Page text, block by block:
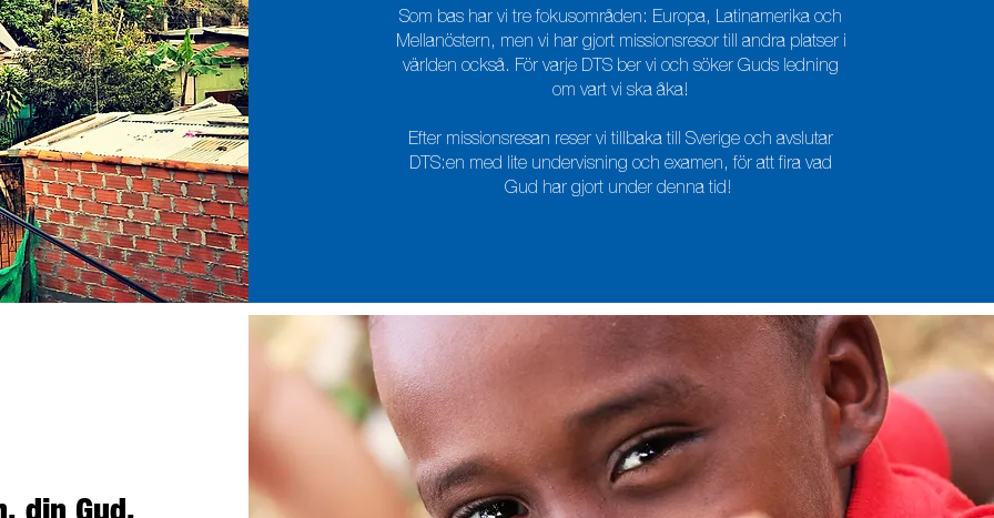
Som bas har vi tre fokusområden: Europa, Latinamerika och
Mellanöstern, men vi har gjort missionsresor till andra platser i
världen också. För varje DTS ber vi och söker Guds ledning
om vart vi ska åka!
Efter missionsresan reser vi tillbaka till Sverige och avslutar
DTS:en med lite undervisning och examen, för att fira vad
Gud har gjort under denna tid!
din Gud,